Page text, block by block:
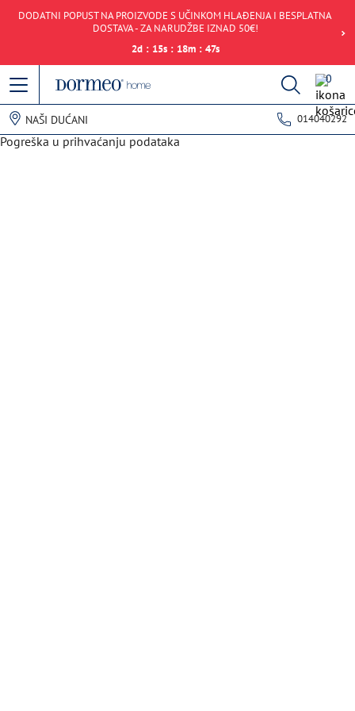
DODATNI POPUST NA PROIZVODE S UČINKOM HLAĐENJA I BESPLATNA
DOSTAVA - ZA NARUDŽBE IZNAD 50€!
2d : 15s : 18m : 47s
0
NAŠI DUĆANI 014040292
Pogreška u prihvaćanju podataka